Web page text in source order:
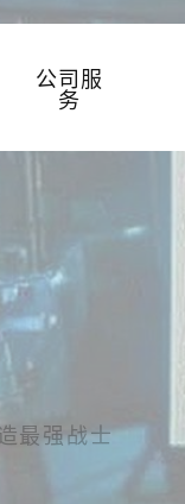
公司服
务
最强战士